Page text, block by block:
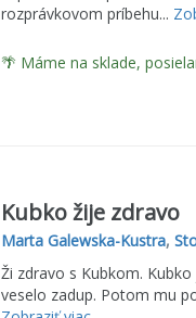
rozprávkovom príbehu...
🌴 Máme na sklade,
Kubko žije zdravo
Marta Galewska-Kustra,
Ži zdravo s Kubkom.
veselo zadup. Potom mu